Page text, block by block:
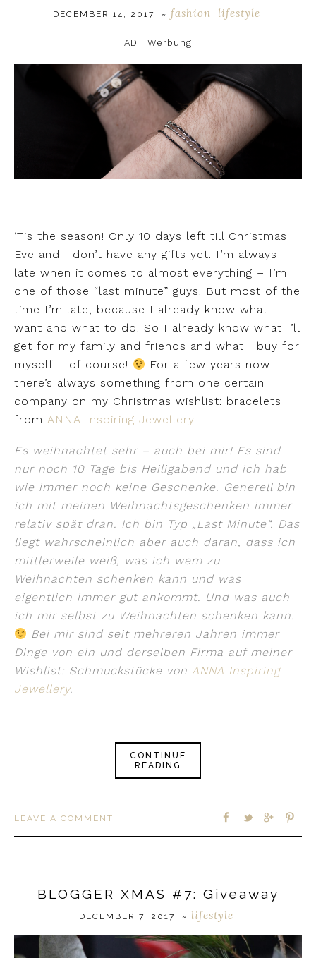
DECEMBER 14, 2017 ~ fashion, lifestyle
AD | Werbung
‘Tis the season! Only 10 days left till Christmas
Eve and I don’t have any gifts yet. I’m always
late when it comes to almost everything – I’m
one of those “last minute” guys. But most of the
time I’m late, because I already know what I
want and what to do! So I already know what I’ll
get for my family and friends and what I buy for
myself – of course!
For a few years now
there’s always something from one certain
company on my Christmas wishlist: bracelets
from ANNA Inspiring Jewellery.
Es weihnachtet sehr – auch bei mir! Es sind
nur noch 10 Tage bis Heiligabend und ich hab
wie immer noch keine Geschenke. Generell bin
ich mit meinen Weihnachtsgeschenken immer
relativ spät dran. Ich bin Typ „Last Minute“. Das
liegt wahrscheinlich aber auch daran, dass ich
mittlerweile weiß, was ich wem zu
Weihnachten schenken kann und was
eigentlich immer gut ankommt. Und was auch
ich mir selbst zu Weihnachten schenken kann.
Bei mir sind seit mehreren Jahren immer
Dinge von ein und derselben Firma auf meiner
Wishlist: Schmuckstücke von ANNA Inspiring
Jewellery.
CONTINUE
READING
LEAVE A COMMENT
BLOGGER XMAS #7: Giveaway
DECEMBER 7, 2017 ~ lifestyle